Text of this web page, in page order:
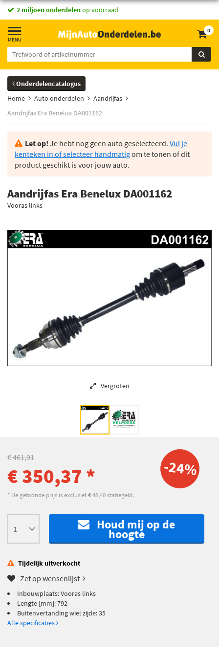
2 miljoen onderdelenop voorraad
0
Onderdelencatalogus
Home
Auto onderdelen
Aandrijfas
Aandrijfas Era Benelux DA001162
Let op! Je hebt nog geen auto geselecteerd. Vul je
kenteken in of selecteer handmatigom te tonen of dit
product geschikt is voor jouw auto.
Aandrijfas Era Benelux DA001162
Vooras links
Vergroten
-24%
€ 461,01
€ 350,37 *
* De getoonde prijs is exclusief € 48,40 statiegeld.
Houd mij op de
hoogte
Tijdelijk uitverkocht
Zet op wensenlijst
Inbouwplaats: Vooras links
Lengte [mm]: 792
Buitenvertanding wiel zijde: 35
Alle specificaties